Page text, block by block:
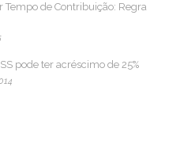
Tempo de Contribuição: Regra
pode ter acréscimo de 25%